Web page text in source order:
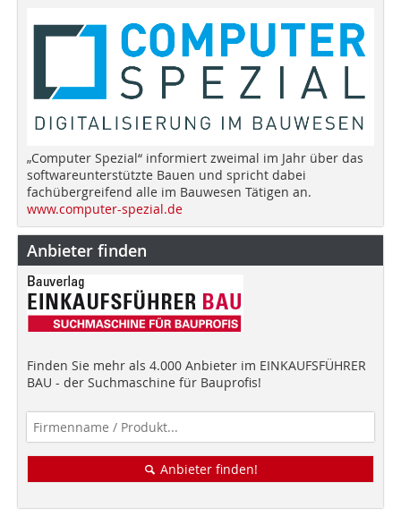
„Computer Spezial“ informiert zweimal im Jahr über das
softwareunterstützte Bauen und spricht dabei
fachübergreifend alle im Bauwesen Tätigen an.
www.computer-spezial.de
Anbieter finden
Finden Sie mehr als 4.000 Anbieter im EINKAUFSFÜHRER
BAU - der Suchmaschine für Bauprofis!
Anbieter finden!